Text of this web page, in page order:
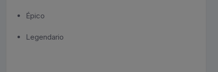
Épico
Legendario